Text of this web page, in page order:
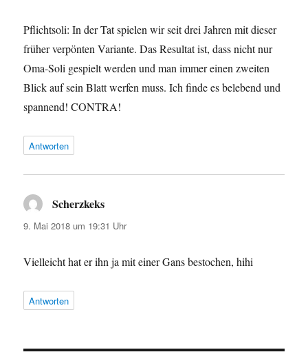
Pflichtsoli: In der Tat spielen wir seit drei Jahren mit dieser
früher verpönten Variante. Das Resultat ist, dass nicht nur
Oma-Soli gespielt werden und man immer einen zweiten
Blick auf sein Blatt werfen muss. Ich finde es belebend und
spannend! CONTRA!
Antworten
Scherzkeks
9. Mai 2018 um 19:31 Uhr
Vielleicht hat er ihn ja mit einer Gans bestochen, hihi
Antworten